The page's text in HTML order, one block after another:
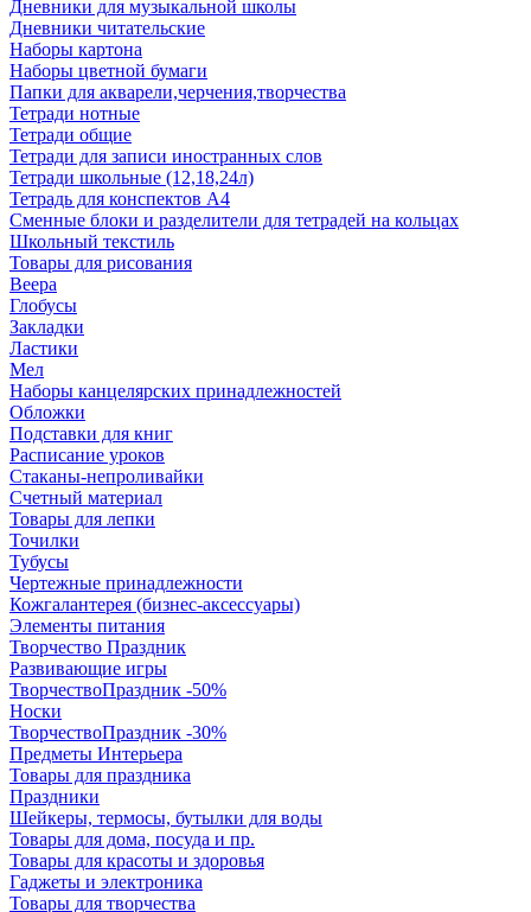
Дневники для музыкальной школы
Дневники читательские
Наборы картона
Наборы цветной бумаги
Папки для акварели,черчения,творчества
Тетради нотные
Тетради общие
Тетради для записи иностранных слов
Тетради школьные (12,18,24л)
Тетрадь для конспектов А4
Сменные блоки и разделители для тетрадей на кольцах
Школьный текстиль
Товары для рисования
Веера
Глобусы
Закладки
Ластики
Мел
Наборы канцелярских принадлежностей
Обложки
Подставки для книг
Расписание уроков
Стаканы-непроливайки
Счетный материал
Товары для лепки
Точилки
Тубусы
Чертежные принадлежности
Кожгалантерея (бизнес-аксессуары)
Элементы питания
Творчество Праздник
Развивающие игры
ТворчествоПраздник -50%
Носки
ТворчествоПраздник -30%
Предметы Интерьера
Товары для праздника
Праздники
Шейкеры, термосы, бутылки для воды
Товары для дома, посуда и пр.
Товары для красоты и здоровья
Гаджеты и электроника
Товары для творчества